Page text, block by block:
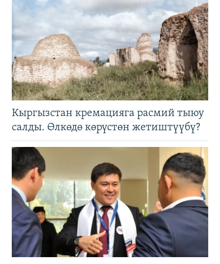
Кыргызстан кремацияга расмий тыюу
салды. Өлкөдө көрүстөн жетиштүүбү?